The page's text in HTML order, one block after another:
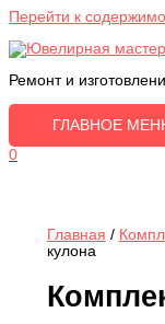
Перейти к
Ремонт и
ГЛАВНОЕ
0
Главная /
кулона